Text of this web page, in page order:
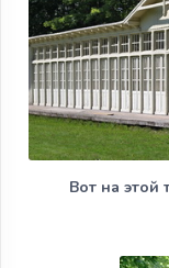
Вот на этой